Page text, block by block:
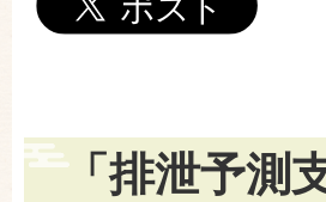
「排泄予測